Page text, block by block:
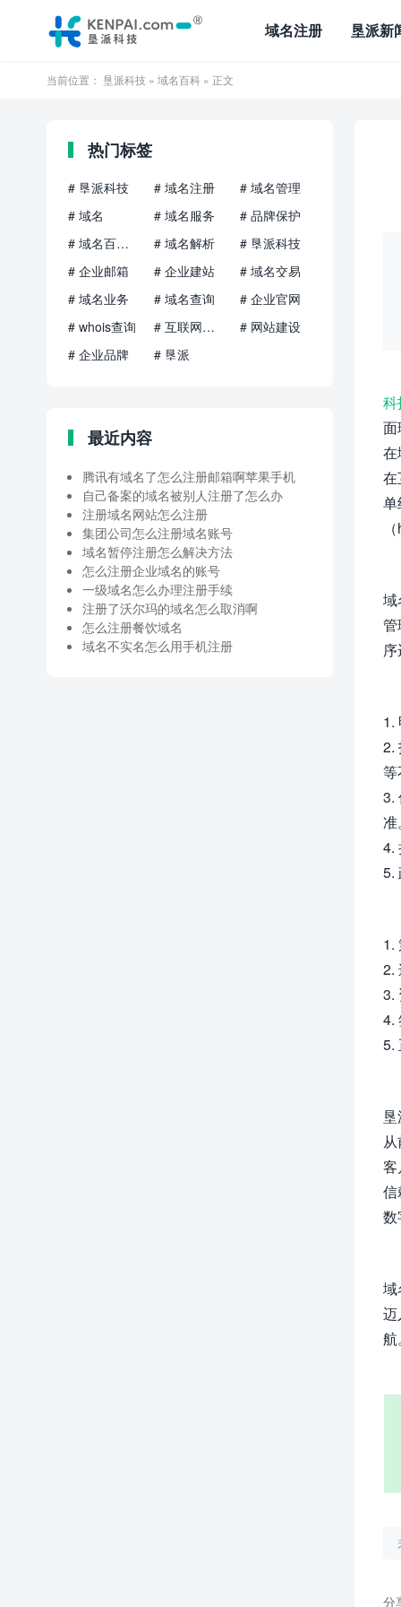
域名注册 垦派新
当前位置： 垦派科技 » 域名百科 » 正文
科
面
在
在
单
1.
2.
等
3.
准
4.
5.
1.
2.
3.
4.
5.
信
数
域
迈
航
分
热门标签
# 垦派科技 # 域名注册
# 域名管理
# 域名
# 域名服务
# 品牌保护
# 域名百科知识
# 域名解析
# 垦派科技
# 企业邮箱
# 企业建站
# 域名交易
# 域名业务
# 域名查询
# 企业官网
# whois查询
# 互联网品牌
# 网站建设
# 企业品牌
# 垦派
最近内容
腾讯有域名了怎么注册邮箱啊苹果手机
自己备案的域名被别人注册了怎么办
注册域名网站怎么注册
集团公司怎么注册域名账号
域名暂停注册怎么解决方法
怎么注册企业域名的账号
一级域名怎么办理注册手续
注册了沃尔玛的域名怎么取消啊
怎么注册餐饮域名
域名不实名怎么用手机注册